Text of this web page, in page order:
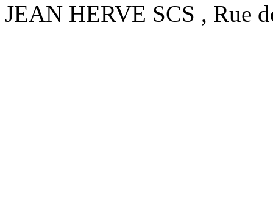
JEAN HERVE SCS , Rue